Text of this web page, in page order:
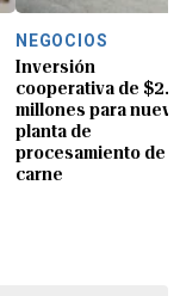
NEGOCIOS
Inversión
cooperativa de $2.8
millones para nueva
planta de
procesamiento de
carne